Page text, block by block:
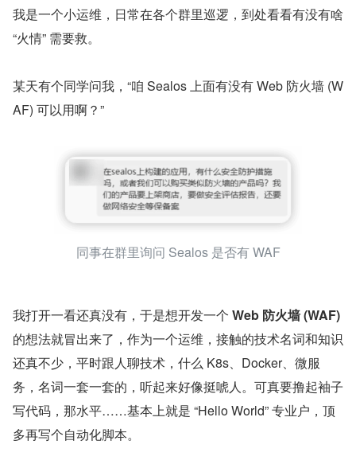
我是一个小运维，日常在各个群里巡逻，到处看看有没有啥
“火情” 需要救。
某天有个同学问我，“咱 Sealos 上面有没有 Web 防火墙 (W
AF) 可以用啊？”
同事在群里询问 Sealos 是否有 WAF
我打开一看还真没有，于是想开发一个 Web 防火墙 (WAF)
的想法就冒出来了，作为一个运维，接触的技术名词和知识
还真不少，平时跟人聊技术，什么 K8s、Docker、微服
务，名词一套一套的，听起来好像挺唬人。可真要撸起袖子
写代码，那水平……基本上就是 “Hello World” 专业户，顶
多再写个自动化脚本。